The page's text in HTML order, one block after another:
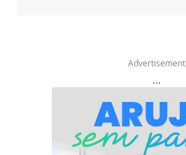
Advertisement
...